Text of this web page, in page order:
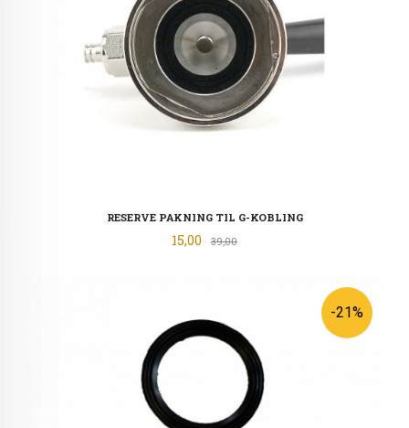
RESERVE PAKNING TIL G-KOBLING
Tilbud
15,00 39,00Rabatt
-21%